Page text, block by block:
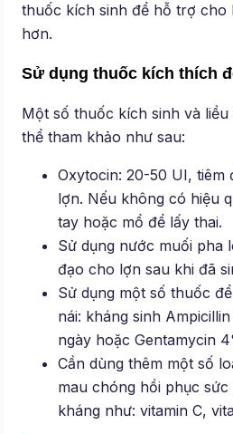
thuốc kích sinh để hỗ trợ cho
hơn.
Sử dụng thuốc kích thích
Một số thuốc kích sinh và liều
thể tham khảo như sau:
Oxytocin: 20-50 UI,
lợn. Nếu không có hiệu
tay hoặc mổ để lấy thai.
Sử dụng nước muối pha
đạo cho lợn sau khi đã
Sử dụng một số thuốc
nái: kháng sinh
ngày hoặc Gentamycin
Cần dùng thêm một số
mau chóng hồi phục
kháng như: vitamin C,